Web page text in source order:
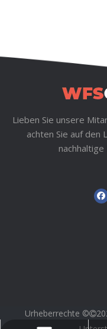
Lieben Sie unsere
achten Sie auf den
Urheberrechte ©